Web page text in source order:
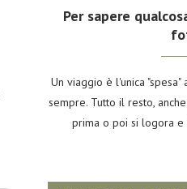
Per sapere
Un viaggio è l'unica
sempre. Tutto il resto,
prima o poi si logora e